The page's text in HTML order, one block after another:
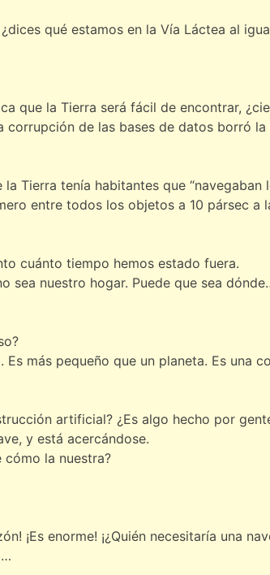
qué estamos en la Vía Láctea al
que la Tierra será fácil de encontrar,
corrupción de las bases de datos borró
la Tierra tenía habitantes que
entre todos los objetos a 10 pársec a
cuánto tiempo hemos estado fuera.
sea nuestro hogar. Puede que sea
Es más pequeño que un planeta. Es una
artificial? ¿Es algo hecho por
y está acercándose.
cómo la nuestra?
¡Es enorme! ¡¿Quién necesitaría una